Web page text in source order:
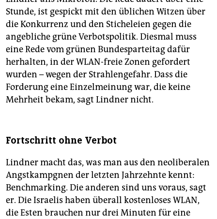
Stunde, ist gespickt mit den üblichen Witzen über
die Konkurrenz und den Sticheleien gegen die
angebliche grüne Verbotspolitik. Diesmal muss
eine Rede vom grünen Bundesparteitag dafür
herhalten, in der WLAN-freie Zonen gefordert
wurden – wegen der Strahlengefahr. Dass die
Forderung eine Einzelmeinung war, die keine
Mehrheit bekam, sagt Lindner nicht.
Fortschritt ohne Verbot
Lindner macht das, was man aus den neoliberalen
Angstkampgnen der letzten Jahrzehnte kennt:
Benchmarking. Die anderen sind uns voraus, sagt
er. Die Israelis haben überall kostenloses WLAN,
die Esten brauchen nur drei Minuten für eine